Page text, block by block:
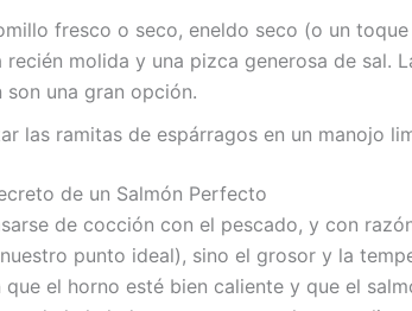
fresco o seco, eneldo seco (o un
molida y una pizca generosa de sal.
una gran opción.
las ramitas de espárragos en un manojo
de un Salmón Perfecto
de cocción con el pescado, y con
punto ideal), sino el grosor y la
el horno esté bien caliente y que el